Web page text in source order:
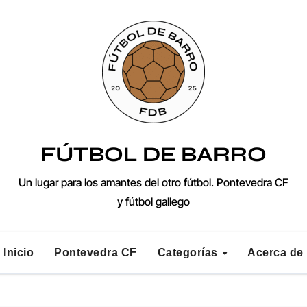
FÚTBOL DE BARRO
Un lugar para los amantes del otro fútbol. Pontevedra CF
y fútbol gallego
Inicio Pontevedra CF Categorías Acerca de